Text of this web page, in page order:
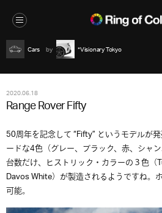
Cars *Visionary Tokyo
2020.06.18
Range Rover Fifty
50周年を記念して “Fifty” というモデルが
ードな4色（グレー、ブラック、赤、シャ
台数だけ、ヒストリック・カラーの３色（
Davos White）が製造されるようですね。
可能。